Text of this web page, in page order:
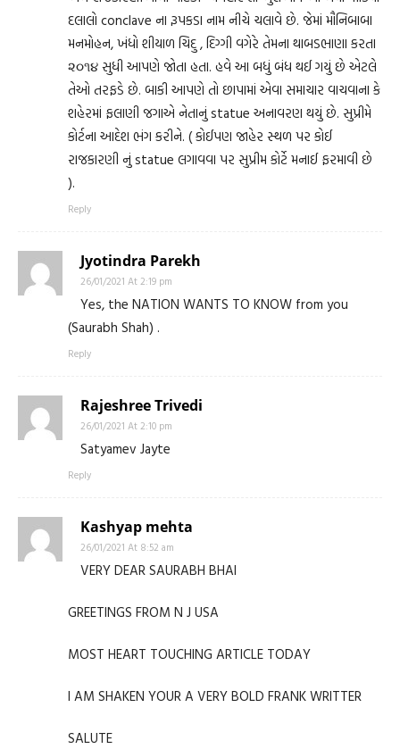
દલાલો conclave ના રૂપકડા નામ નીચે ચલાવે છે. જેમાં મૌનિબાબા
મનમોહન, ખંધો શીયાળ ચિદુ , દિગ્ગી વગેરે તેમના થાબડભાણા કરતા
૨૦૧૪ સુધી આપણે જોતા હતા. હવે આ બધું બંધ થઈ ગયું છે એટલે
તેઓ તરફડે છે. બાકી આપણે તો છાપામાં એવા સમાચાર વાચવાના કે
શહેરમાં ફલાણી જગાએ નેતાનું statue અનાવરણ થયું છે. સુપ્રીમે
કોર્ટના આદેશ ભંગ કરીને. ( કોઈપણ જાહેર સ્થળ પર કોઈ
રાજકારણી નું statue લગાવવા પર સુપ્રીમ કોર્ટે મનાઈ ફરમાવી છે
).
Reply
Jyotindra Parekh
26/01/2021 At 2:19 pm
Yes, the NATION WANTS TO KNOW from you
(Saurabh Shah) .
Reply
Rajeshree Trivedi
26/01/2021 At 2:10 pm
Satyamev Jayte
Reply
Kashyap mehta
26/01/2021 At 8:52 am
VERY DEAR SAURABH BHAI
GREETINGS FROM N J USA
MOST HEART TOUCHING ARTICLE TODAY
I AM SHAKEN YOUR A VERY BOLD FRANK WRITTER
SALUTE